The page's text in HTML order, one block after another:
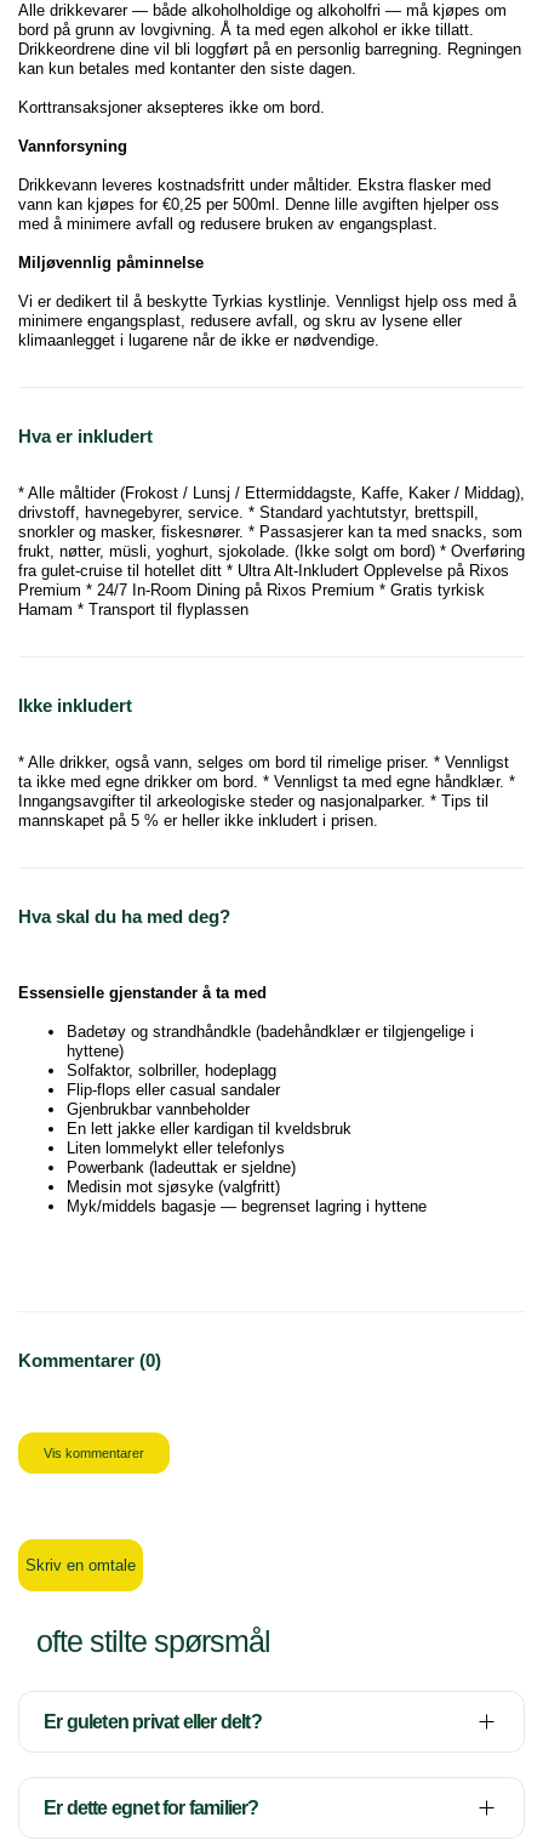
Alle drikkevarer — både alkoholholdige og alkoholfri — må kjøpes om
bord på grunn av lovgivning. Å ta med egen alkohol er ikke tillatt.
Drikkeordrene dine vil bli loggført på en personlig barregning. Regningen
kan kun betales med kontanter den siste dagen.
Korttransaksjoner aksepteres ikke om bord.
Vannforsyning
Drikkevann leveres kostnadsfritt under måltider. Ekstra flasker med
vann kan kjøpes for €0,25 per 500ml. Denne lille avgiften hjelper oss
med å minimere avfall og redusere bruken av engangsplast.
Miljøvennlig påminnelse
Vi er dedikert til å beskytte Tyrkias kystlinje. Vennligst hjelp oss med å
minimere engangsplast, redusere avfall, og skru av lysene eller
klimaanlegget i lugarene når de ikke er nødvendige.
Hva er inkludert
* Alle måltider (Frokost / Lunsj / Ettermiddagste, Kaffe, Kaker / Middag),
drivstoff, havnegebyrer, service. * Standard yachtutstyr, brettspill,
snorkler og masker, fiskesnører. * Passasjerer kan ta med snacks, som
frukt, nøtter, müsli, yoghurt, sjokolade. (Ikke solgt om bord) * Overføring
fra gulet-cruise til hotellet ditt * Ultra Alt-Inkludert Opplevelse på Rixos
Premium * 24/7 In-Room Dining på Rixos Premium * Gratis tyrkisk
Hamam * Transport til flyplassen
Ikke inkludert
* Alle drikker, også vann, selges om bord til rimelige priser. * Vennligst
ta ikke med egne drikker om bord. * Vennligst ta med egne håndklær. *
Inngangsavgifter til arkeologiske steder og nasjonalparker. * Tips til
mannskapet på 5 % er heller ikke inkludert i prisen.
Hva skal du ha med deg?
Essensielle gjenstander å ta med
Badetøy og strandhåndkle (badehåndklær er tilgjengelige i
hyttene)
Solfaktor, solbriller, hodeplagg
Flip-flops eller casual sandaler
Gjenbrukbar vannbeholder
En lett jakke eller kardigan til kveldsbruk
Liten lommelykt eller telefonlys
Powerbank (ladeuttak er sjeldne)
Medisin mot sjøsyke (valgfritt)
Myk/middels bagasje — begrenset lagring i hyttene
Kommentarer (0)
Vis kommentarer
Skriv en omtale
ofte stilte spørsmål
Er guleten privat eller delt?
Er dette egnet for familier?